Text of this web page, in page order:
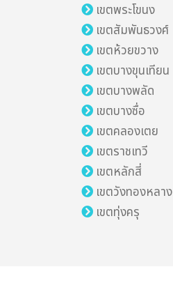
เขตพระโขนง
เขตสัมพันธวงศ์
เขตห้วยขวาง
เขตบางขุนเทียน
เขตบางพลัด
เขตบางซื่อ
เขตคลองเตย
เขตราชเทวี
เขตหลักสี่
เขตวังทองหลาง
เขตทุ่งครุ